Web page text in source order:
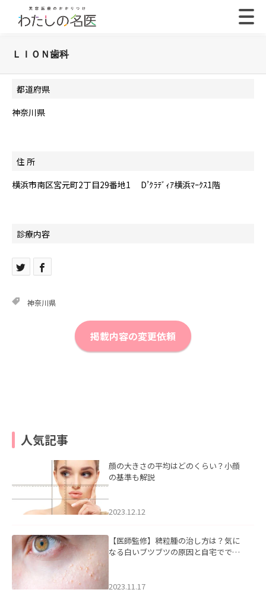
ＬＩＯＮ歯科
都道府県
神奈川県
住 所
横浜市南区宮元町2丁目29番地1 D’ｸﾗﾃﾞｨｱ横浜ﾏｰｸｽ1階
診療内容
神奈川県
掲載内容の変更依頼
人気記事
顔の大きさの平均はどのくらい？小顔
の基準も解説
2023.12.12
【医師監修】稗粒腫の治し方は？気に
なる白いブツブツの原因と自宅ででき
2023.11.17